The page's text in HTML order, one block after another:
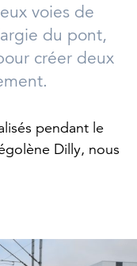
voies de
du pont,
créer deux
pendant le
Dilly, nous